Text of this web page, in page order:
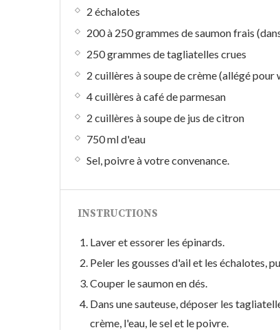
2 échalotes
200 à 250 grammes de saumon frais
250 grammes de tagliatelles crues
2 cuillères à soupe de crème (allégé
4 cuillères à café de parmesan
2 cuillères à soupe de jus de citron
750 ml d'eau
Sel, poivre à votre convenance.
INSTRUCTIONS
Laver et essorer les épinards.
Peler les gousses d'ail et les échalotes,
Couper le saumon en dés.
Dans une sauteuse, déposer les
crème, l'eau, le sel et le poivre.